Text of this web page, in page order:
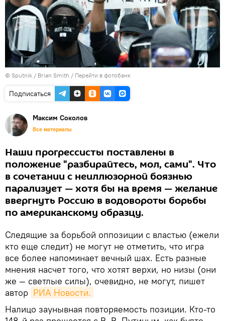
© Sputnik / Brian Smith / Перейти в фотобанк
Подписаться
Максим Соколов
Все материалы
Наши прогрессисты поставлены в
положение "разбирайтесь, мол, сами". Что
в сочетании с неиллюзорной боязнью
парализует — хотя бы на время — желание
ввергнуть Россию в водовороты борьбы
по американскому образцу.
Следящие за борьбой оппозиции с властью (ежели
кто еще следит) не могут не отметить, что игра
все более напоминает вечный шах. Есть разные
мнения насчет того, что хотят верхи, но низы (они
же — светлые силы), очевидно, не могут, пишет
автор РИА Новости.
Налицо заунывная повторяемость позиции. Кто-то